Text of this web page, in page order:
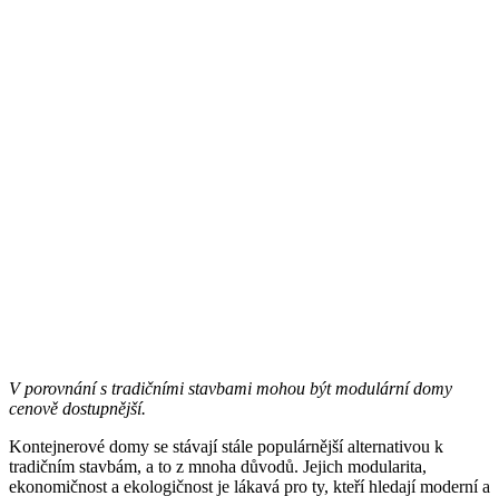
V porovnání s tradičními stavbami mohou být modulární domy
cenově dostupnější.
Kontejnerové domy se stávají stále populárnější alternativou k
tradičním stavbám, a to z mnoha důvodů. Jejich modularita,
ekonomičnost a ekologičnost je lákavá pro ty, kteří hledají moderní a